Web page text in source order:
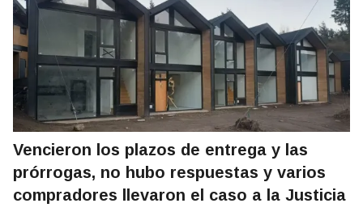
Vencieron los plazos de entrega y las
prórrogas, no hubo respuestas y varios
compradores llevaron el caso a la Justicia